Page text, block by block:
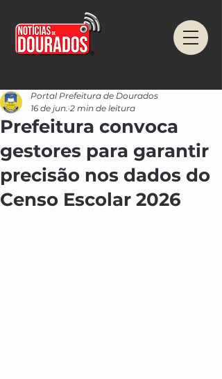
Prefeitura convoca
gestores para garantir
precisão nos dados do
Censo Escolar 2026
Portal Prefeitura de Dourados
16 de jun. 2 min de leitura